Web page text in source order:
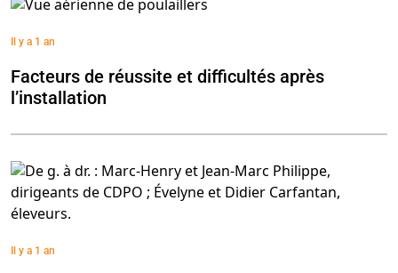
Il y a 1 an
Facteurs de réussite et difficultés après
l’installation
Il y a 1 an